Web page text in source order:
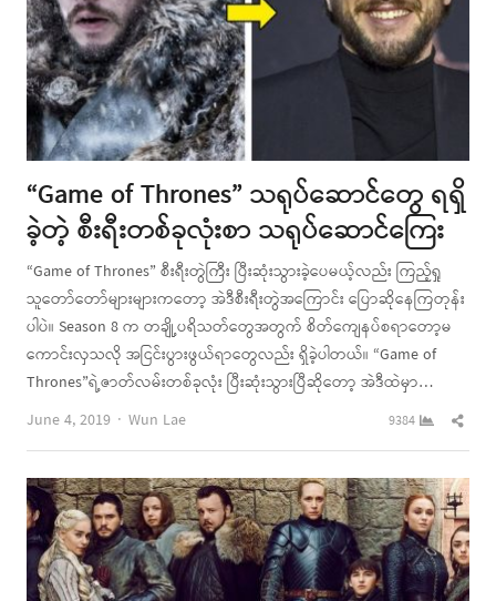
“Game of Thrones” သရုပ်ဆောင်တွေ ရရှိ
ခဲ့တဲ့ စီးရီးတစ်ခုလုံးစာ သရုပ်ဆောင်ကြေး
“Game of Thrones” စီးရီးတွဲကြီး ပြီးဆုံးသွားခဲ့ပေမယ့်လည်း ကြည့်ရှု
သူတော်တော်များများကတော့ အဲဒီစီးရီးတွဲအကြောင်း ပြောဆိုနေကြတုန်း
ပါပဲ။ Season 8 က တချို့ပရိသတ်တွေအတွက် စိတ်ကျေနပ်စရာတော့မ
ကောင်းလှသလို အငြင်းပွားဖွယ်ရာတွေလည်း ရှိခဲ့ပါတယ်။ “Game of
Thrones”ရဲ့ဇာတ်လမ်းတစ်ခုလုံး ပြီးဆုံးသွားပြီဆိုတော့ အဲဒီထဲမှာ…
June 4, 2019
Author
Wun Lae 9384